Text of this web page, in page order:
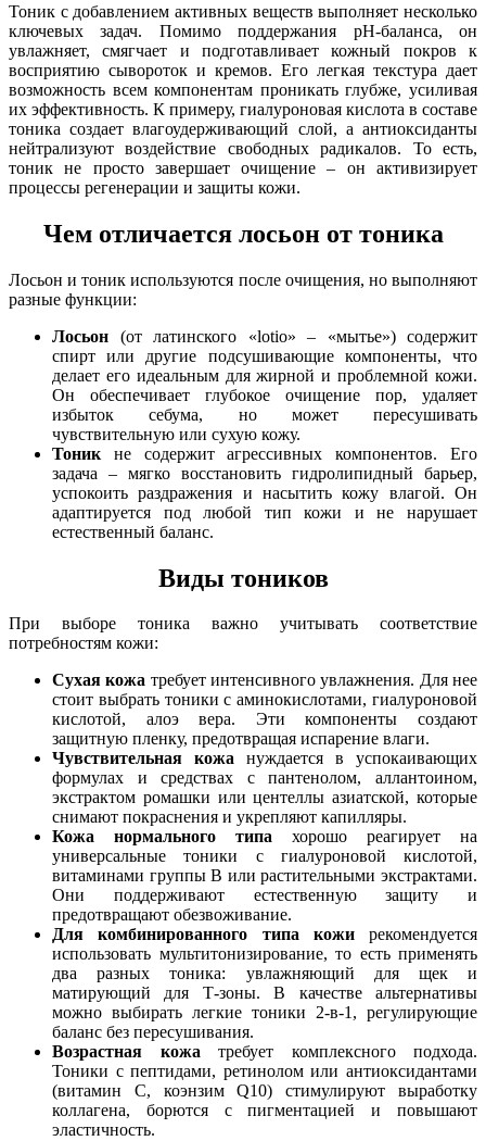
Тоник с добавлением активных веществ выполняет несколько
ключевых задач. Помимо поддержания pH-баланса, он
увлажняет, смягчает и подготавливает кожный покров к
восприятию сывороток и кремов. Его легкая текстура дает
возможность всем компонентам проникать глубже, усиливая
их эффективность. К примеру, гиалуроновая кислота в составе
тоника создает влагоудерживающий слой, а антиоксиданты
нейтрализуют воздействие свободных радикалов. То есть,
тоник не просто завершает очищение – он активизирует
процессы регенерации и защиты кожи.
Чем отличается лосьон от тоника
Лосьон и тоник используются после очищения, но выполняют
разные функции:
Лосьон (от латинского «lotio» – «мытье») содержит
спирт или другие подсушивающие компоненты, что
делает его идеальным для жирной и проблемной кожи.
Он обеспечивает глубокое очищение пор, удаляет
избыток себума, но может пересушивать
чувствительную или сухую кожу.
Тоник не содержит агрессивных компонентов. Его
задача – мягко восстановить гидролипидный барьер,
успокоить раздражения и насытить кожу влагой. Он
адаптируется под любой тип кожи и не нарушает
естественный баланс.
Виды тоников
При выборе тоника важно учитывать соответствие
потребностям кожи:
Сухая кожа требует интенсивного увлажнения. Для нее
стоит выбрать тоники с аминокислотами, гиалуроновой
кислотой, алоэ вера. Эти компоненты создают
защитную пленку, предотвращая испарение влаги.
Чувствительная кожа нуждается в успокаивающих
формулах и средствах с пантенолом, аллантоином,
экстрактом ромашки или центеллы азиатской, которые
снимают покраснения и укрепляют капилляры.
Кожа нормального типа хорошо реагирует на
универсальные тоники с гиалуроновой кислотой,
витаминами группы B или растительными экстрактами.
Они поддерживают естественную защиту и
предотвращают обезвоживание.
Для комбинированного типа кожирекомендуется
использовать мультитонизирование, то есть применять
два разных тоника: увлажняющий для щек и
матирующий для Т-зоны. В качестве альтернативы
можно выбирать легкие тоники 2-в-1, регулирующие
баланс без пересушивания.
Возрастная кожатребует комплексного подхода.
Тоники с пептидами, ретинолом или антиоксидантами
(витамин С, коэнзим Q10) стимулируют выработку
коллагена, борются с пигментацией и повышают
эластичность.